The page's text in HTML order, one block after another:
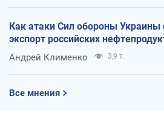
Как атаки Сил обороны Украины
экспорт российских
Андрей Клименко 3,9 т.
Все мнения